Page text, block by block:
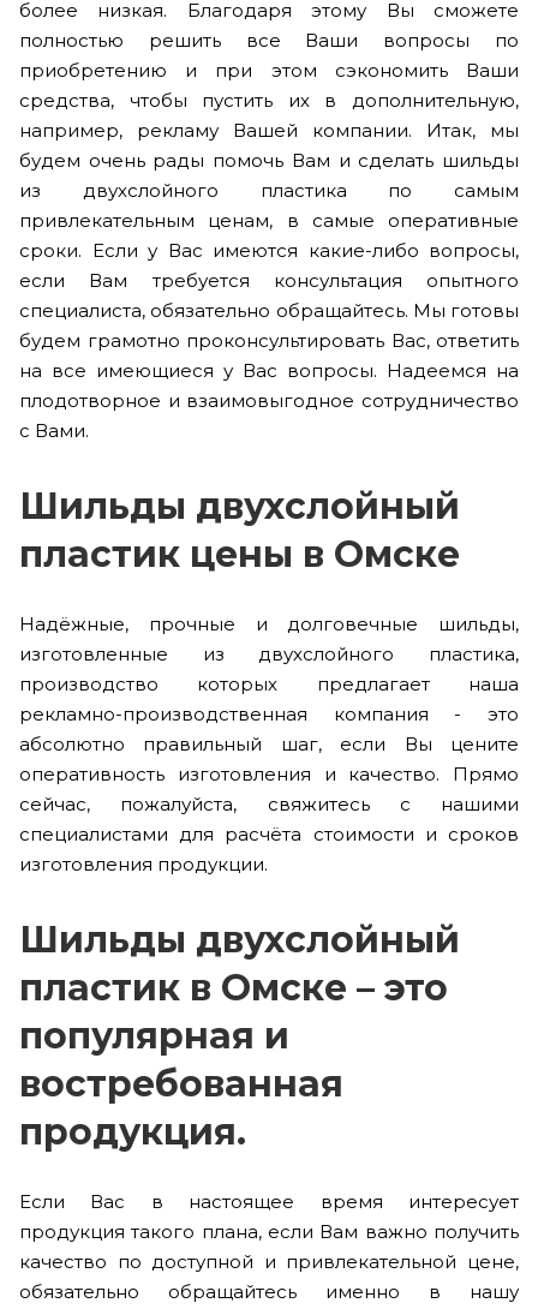
более низкая. Благодаря этому Вы сможете
полностью решить все Ваши вопросы по
приобретению и при этом сэкономить Ваши
средства, чтобы пустить их в дополнительную,
например, рекламу Вашей компании. Итак, мы
будем очень рады помочь Вам и сделать шильды
из двухслойного пластика по самым
привлекательным ценам, в самые оперативные
сроки. Если у Вас имеются какие-либо вопросы,
если Вам требуется консультация опытного
специалиста, обязательно обращайтесь. Мы готовы
будем грамотно проконсультировать Вас, ответить
на все имеющиеся у Вас вопросы. Надеемся на
плодотворное и взаимовыгодное сотрудничество
с Вами.
Шильды двухслойный
пластик цены в Омске
Надёжные, прочные и долговечные шильды,
изготовленные из двухслойного пластика,
производство которых предлагает наша
рекламно-производственная компания - это
абсолютно правильный шаг, если Вы цените
оперативность изготовления и качество. Прямо
сейчас, пожалуйста, свяжитесь с нашими
специалистами для расчёта стоимости и сроков
изготовления продукции.
Шильды двухслойный
пластик в Омске – это
популярная и
востребованная
продукция.
Если Вас в настоящее время интересует
продукция такого плана, если Вам важно получить
качество по доступной и привлекательной цене,
обязательно обращайтесь именно в нашу